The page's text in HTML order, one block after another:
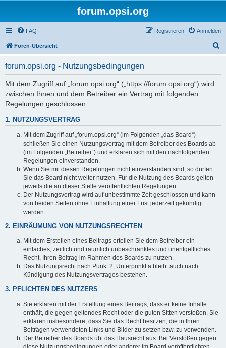
forum.opsi.org
FAQ Anmelden
Registrieren
Foren-Übersicht
forum.opsi.org - Nutzungsbedingungen
Mit dem Zugriff auf „forum.opsi.org“ („https://forum.opsi.org“) wird
zwischen Ihnen und dem Betreiber ein Vertrag mit folgenden
Regelungen geschlossen:
1. NUTZUNGSVERTRAG
Mit dem Zugriff auf „forum.opsi.org“ (im Folgenden „das Board“)
schließen Sie einen Nutzungsvertrag mit dem Betreiber des Boards ab
(im Folgenden „Betreiber“) und erklären sich mit den nachfolgenden
Regelungen einverstanden.
Wenn Sie mit diesen Regelungen nicht einverstanden sind, so dürfen
Sie das Board nicht weiter nutzen. Für die Nutzung des Boards gelten
jeweils die an dieser Stelle veröffentlichten Regelungen.
Der Nutzungsvertrag wird auf unbestimmte Zeit geschlossen und kann
von beiden Seiten ohne Einhaltung einer Frist jederzeit gekündigt
werden.
2. EINRÄUMUNG VON NUTZUNGSRECHTEN
Mit dem Erstellen eines Beitrags erteilen Sie dem Betreiber ein
einfaches, zeitlich und räumlich unbeschränktes und unentgeltliches
Recht, Ihren Beitrag im Rahmen des Boards zu nutzen.
Das Nutzungsrecht nach Punkt 2, Unterpunkt a bleibt auch nach
Kündigung des Nutzungsvertrages bestehen.
3. PFLICHTEN DES NUTZERS
Sie erklären mit der Erstellung eines Beitrags, dass er keine Inhalte
enthält, die gegen geltendes Recht oder die guten Sitten verstoßen. Sie
erklären insbesondere, dass Sie das Recht besitzen, die in Ihren
Beiträgen verwendeten Links und Bilder zu setzen bzw. zu verwenden.
Der Betreiber des Boards übt das Hausrecht aus. Bei Verstößen gegen